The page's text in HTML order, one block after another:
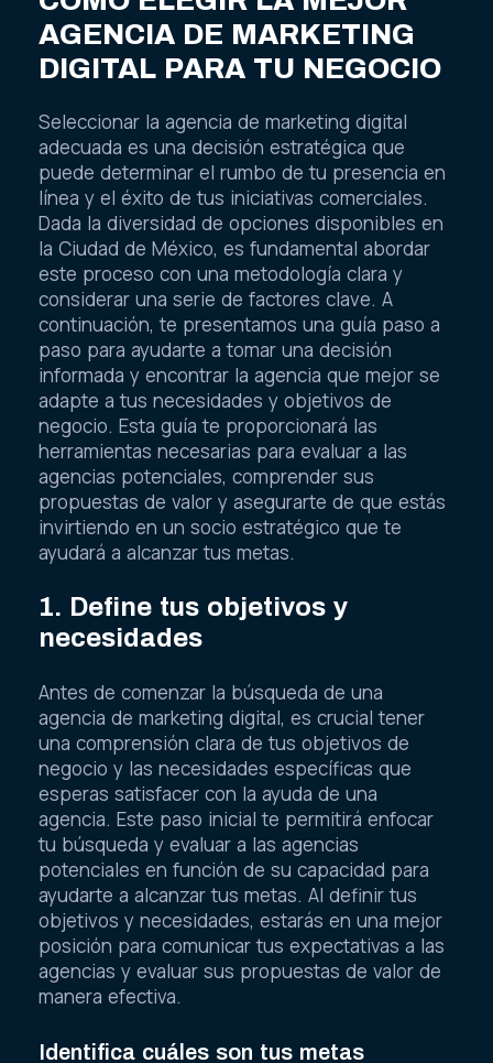
AGENCIA DE MARKETING
DIGITAL PARA TU NEGOCIO
Seleccionar la agencia de marketing digital
adecuada es una decisión estratégica que
puede determinar el rumbo de tu presencia en
línea y el éxito de tus iniciativas comerciales.
Dada la diversidad de opciones disponibles en
la Ciudad de México, es fundamental abordar
este proceso con una metodología clara y
considerar una serie de factores clave. A
continuación, te presentamos una guía paso a
paso para ayudarte a tomar una decisión
informada y encontrar la agencia que mejor se
adapte a tus necesidades y objetivos de
negocio. Esta guía te proporcionará las
herramientas necesarias para evaluar a las
agencias potenciales, comprender sus
propuestas de valor y asegurarte de que estás
invirtiendo en un socio estratégico que te
ayudará a alcanzar tus metas.
1. Define tus objetivos y
necesidades
Antes de comenzar la búsqueda de una
agencia de marketing digital, es crucial tener
una comprensión clara de tus objetivos de
negocio y las necesidades específicas que
esperas satisfacer con la ayuda de una
agencia. Este paso inicial te permitirá enfocar
tu búsqueda y evaluar a las agencias
potenciales en función de su capacidad para
ayudarte a alcanzar tus metas. Al definir tus
objetivos y necesidades, estarás en una mejor
posición para comunicar tus expectativas a las
agencias y evaluar sus propuestas de valor de
manera efectiva.
Identifica cuáles son tus metas